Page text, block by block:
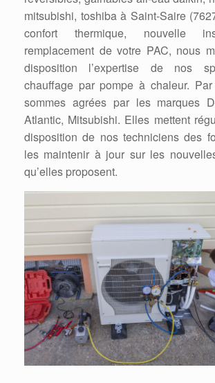
mitsubishi, toshiba à Saint-Saire
confort thermique, nouvelle
remplacement de votre PAC, nous
disposition l’expertise de nos
chauffage par pompe à chaleur.
sommes agrées par les marques
Atlantic, Mitsubishi. Elles mettent
disposition de nos techniciens des
les maintenir à jour sur les
qu’elles proposent.